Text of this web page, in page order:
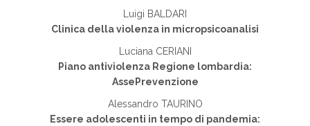
Luigi BALDARI
Clinica della violenza in micropsicoanalisi
Luciana CERIANI
Piano antiviolenza Regione lombardia:
AssePrevenzione
Alessandro TAURINO
Essere adolescenti in tempo di pandemia: